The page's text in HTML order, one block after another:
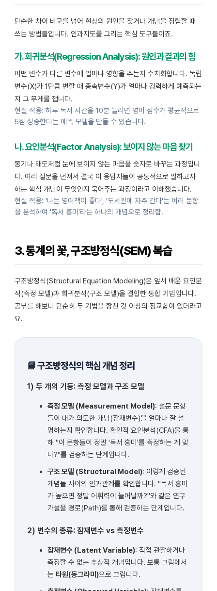
단순한 차이 비교를 넘어 현상의 원인을 찾거나 개념을 정립할 때
쓰는 방법들입니다. 인과지도를 그리는 핵심 도구들이죠.
가. 회귀분석(Regression Analysis): 원인과 결과의 힘
어떤 변수가 다른 변수에 얼마나 영향을 주는지 수치화합니다. 독립
변수(X)가 1만큼 변할 때 종속변수(Y)가 얼마나 강력하게 예측되는
지 그 무게를 잽니다.
현실 적용: 하루 독서 시간을 10분 늘리면 영어 점수가 평균적으로
5점 상승한다는 예측 모델을 만들 수 있습니다.
나. 요인분석(Factor Analysis): 보이지 않는 마음 찾기
동기나 태도처럼 눈에 보이지 않는 마음을 숫자로 바꾸는 과정입니
다. 여러 질문을 던져서 결국 이 응답자들이 공통적으로 말하고자
하는 핵심 개념이 무엇인지 묶어주는 과정이라고 이해했습니다.
현실 적용: '나는 영어책이 좋다', '도서관에 자주 간다'는 여러 문항
을 분석하여 '독서 흥미'라는 하나의 개념으로 정리함.
3. 통계의 꽃, 구조방정식(SEM) 복습
구조방정식(Structural Equation Modeling)은 앞서 배운 요인분
석(측정 모델)과 회귀분석(구조 모델)을 결합한 통합 기법입니다.
공부를 해보니 단순히 두 기법을 합친 것 이상의 정교함이 있더라고
요.
📘 구조방정식의 핵심 개념 정리
1) 두 개의 기둥: 측정 모델과 구조 모델
측정 모델 (Measurement Model): 설문 문항
들이 내가 의도한 개념(잠재변수)을 얼마나 잘 설
명하는지 확인합니다. 확인적 요인분석(CFA)을 통
해 "이 문항들이 정말 '독서 흥미'를 측정하는 게 맞
나?"를 검증하는 단계입니다.
구조 모델 (Structural Model): 이렇게 검증된
개념들 사이의 인과관계를 확인합니다. "독서 흥미
가 높으면 정말 어휘력이 늘어날까?"와 같은 연구
가설을 경로(Path)를 통해 검증하는 단계입니다.
2) 변수의 종류: 잠재변수 vs 측정변수
잠재변수 (Latent Variable): 직접 관찰하거나
측정할 수 없는 추상적 개념입니다. 보통 그림에서
는 타원(동그라미)으로 그립니다.